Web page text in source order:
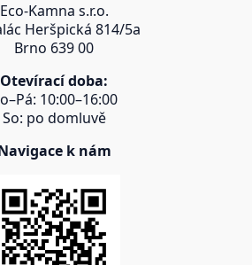
Eco-Kamna s.r.o.
Heršpická 814/5a
Brno 639 00
Otevírací doba:
10:00–16:00
So: po domluvě
k nám